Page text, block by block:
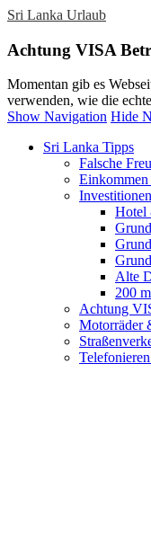
Sri Lanka Urlaub
Achtung VISA
Momentan gib es
verwenden, wie die
Show Navigation Hide
Sri Lanka Tipps
Falsche
Hotel
Alte
200
Achtung
Motorräder